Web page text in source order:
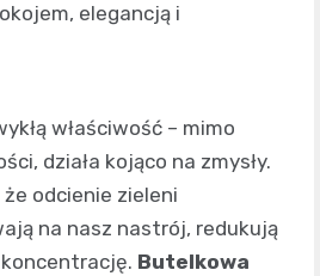
elegancją i
właściwość – mimo
działa kojąco na zmysły.
odcienie zieleni
na nasz nastrój, redukują
Butelkowa